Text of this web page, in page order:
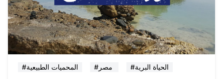
#المحميات الطبيعية #الحياة البرية